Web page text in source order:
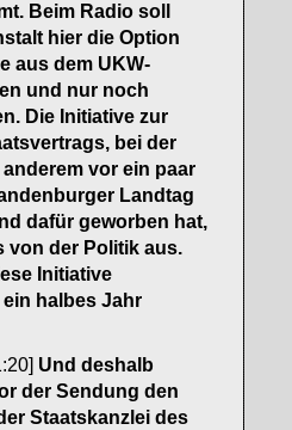
Beim Radio soll
hier die Option
aus dem UKW-
und nur noch
Die Initiative zur
bei der
vor ein paar
Landtag
dafür geworben hat,
von der Politik aus.
Initiative
halbes Jahr
Und deshalb
der Sendung den
Staatskanzlei des